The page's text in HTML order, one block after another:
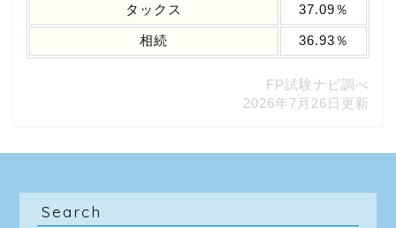
タックス 37.09％
相続 36.93％
FP試験ナビ調べ
2026年7月26日更新
Search